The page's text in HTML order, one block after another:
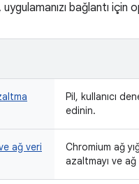
uygulamanızı bağlantı
Pil, kullanıcı
edinin.
ağ veri
Chromium ağ
azaltmayı ve ağ